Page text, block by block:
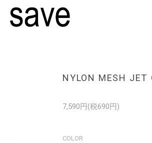
NYLON MESH JET
7,590円(税690円)
COLOR